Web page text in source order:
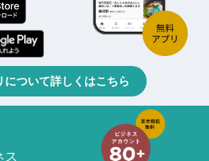
について詳しくはこちら
ス